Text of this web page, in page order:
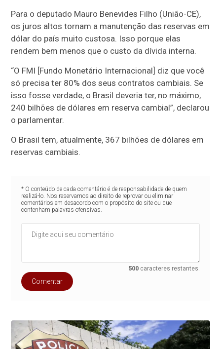
Para o deputado Mauro Benevides Filho (União-CE),
os juros altos tornam a manutenção das reservas em
dólar do país muito custosa. Isso porque elas
rendem bem menos que o custo da dívida interna.
“O FMI [Fundo Monetário Internacional] diz que você
só precisa ter 80% dos seus contratos cambiais. Se
isso fosse verdade, o Brasil deveria ter, no máximo,
240 bilhões de dólares em reserva cambial”, declarou
o parlamentar.
O Brasil tem, atualmente, 367 bilhões de dólares em
reservas cambiais.
* O conteúdo de cada comentário é de responsabilidade de quem
realizá-lo. Nos reservamos ao direito de reprovar ou eliminar
comentários em desacordo com o propósito do site ou que
contenham palavras ofensivas.
500 caracteres restantes.
Comentar